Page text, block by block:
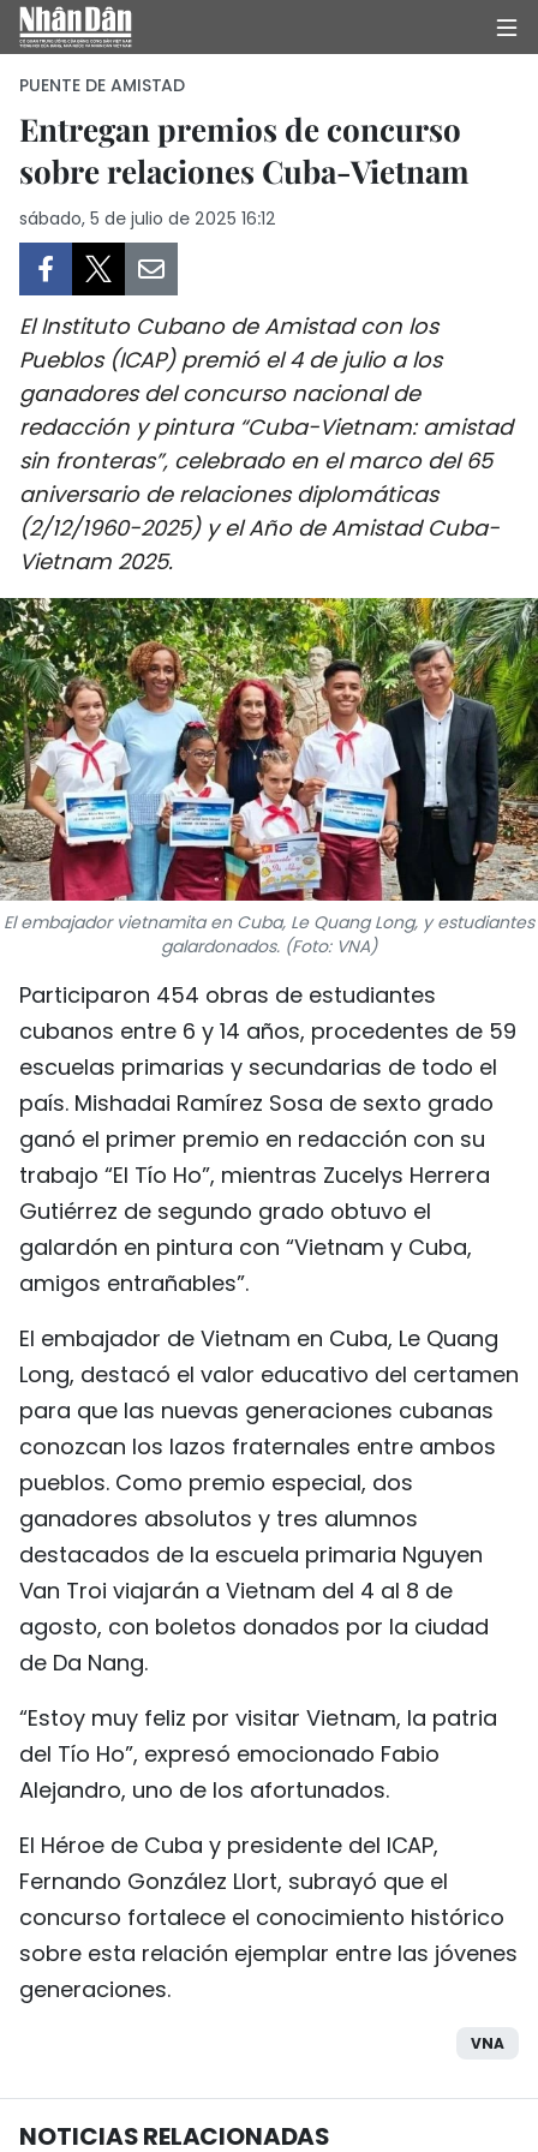
INICIO
POLÍTICA
SOCIEDAD
SALUD - MEDIO AMBIENTE
CULTURA - ENTRETENIMIENTO
INTERNACIONAL
VIAJES
PUENTE DE AMISTAD
HISTORIAS MULTIMEDIA
FOTOGRAFÍA
¿QUIÉNES SOMOS?
TIẾNG VIỆT
ENGLISH
中文
FRANÇAIS
РУССКИЙ
PUENTE DE AMISTAD
Entregan premios de concurso
sobre relaciones Cuba-Vietnam
sábado, 5 de julio de 2025 16:12
El Instituto Cubano de Amistad con los
Pueblos (ICAP) premió el 4 de julio a los
ganadores del concurso nacional de
redacción y pintura “Cuba-Vietnam: amistad
sin fronteras”, celebrado en el marco del 65
aniversario de relaciones diplomáticas
(2/12/1960-2025) y el Año de Amistad Cuba-
Vietnam 2025.
El embajador vietnamita en Cuba, Le Quang Long, y estudiantes
galardonados. (Foto: VNA)
Participaron 454 obras de estudiantes
cubanos entre 6 y 14 años, procedentes de 59
escuelas primarias y secundarias de todo el
país. Mishadai Ramírez Sosa de sexto grado
ganó el primer premio en redacción con su
trabajo “El Tío Ho”, mientras Zucelys Herrera
Gutiérrez de segundo grado obtuvo el
galardón en pintura con “Vietnam y Cuba,
amigos entrañables”.
El embajador de Vietnam en Cuba, Le Quang
Long, destacó el valor educativo del certamen
para que las nuevas generaciones cubanas
conozcan los lazos fraternales entre ambos
pueblos. Como premio especial, dos
ganadores absolutos y tres alumnos
destacados de la escuela primaria Nguyen
Van Troi viajarán a Vietnam del 4 al 8 de
agosto, con boletos donados por la ciudad
de Da Nang.
“Estoy muy feliz por visitar Vietnam, la patria
del Tío Ho”, expresó emocionado Fabio
Alejandro, uno de los afortunados.
El Héroe de Cuba y presidente del ICAP,
Fernando González Llort, subrayó que el
concurso fortalece el conocimiento histórico
sobre esta relación ejemplar entre las jóvenes
generaciones.
VNA
NOTICIAS RELACIONADAS